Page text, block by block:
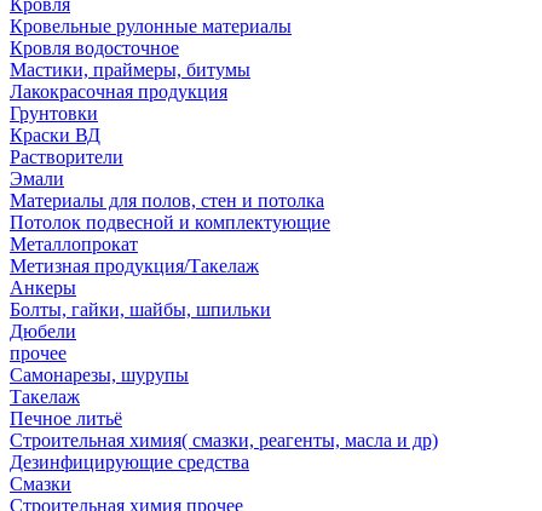
Кровля
Кровельные рулонные материалы
Кровля водосточное
Мастики, праймеры, битумы
Лакокрасочная продукция
Грунтовки
Краски ВД
Растворители
Эмали
Материалы для полов, стен и потолка
Потолок подвесной и комплектующие
Металлопрокат
Метизная продукция/Такелаж
Анкеры
Болты, гайки, шайбы, шпильки
Дюбели
прочее
Самонарезы, шурупы
Такелаж
Печное литьё
Строительная химия( смазки, реагенты, масла и др)
Дезинфицирующие средства
Смазки
Строительная химия прочее